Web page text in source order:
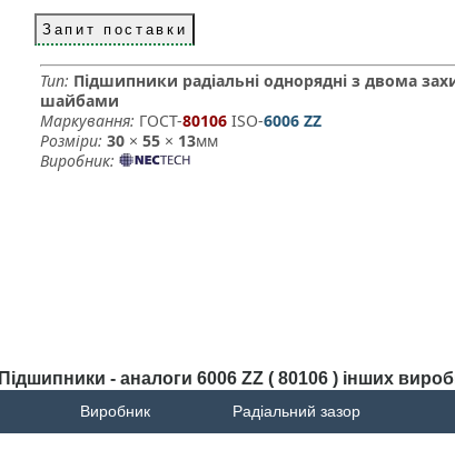
Запит поставки
Тип: Підшипники радіальні однорядні з двома
шайбами
Маркування: ГОСТ-80106­ ISO-6006 ZZ
Розміри: 30× 55× 13мм
Виробник:
Підшипники - аналоги 6006 ZZ ( 80106 ) інших
Виробник Радіальний зазор